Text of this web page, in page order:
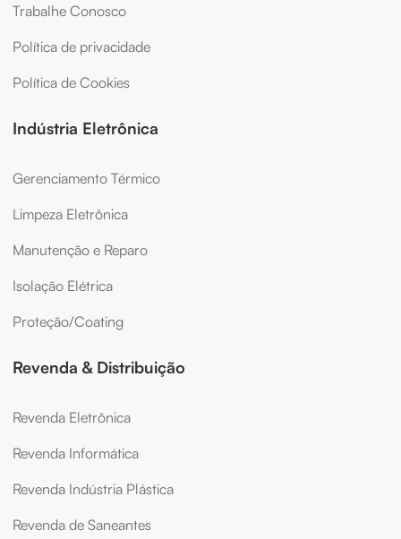
Trabalhe Conosco
Política de privacidade
Política de Cookies
Indústria Eletrônica
Gerenciamento Térmico
Limpeza Eletrônica
Manutenção e Reparo
Isolação Elétrica
Proteção/Coating
Revenda & Distribuição
Revenda Eletrônica
Revenda Informática
Revenda Indústria Plástica
Revenda de Saneantes